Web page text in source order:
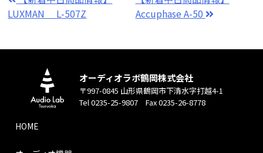
LUXMAN L-507Z
Accuphase A-50
オーディオラボ鶴岡株式会社
〒997-0845 山形県鶴岡市下清水字打越4-1
Tel 0235-25-9807 Fax 0235-26-8778
HOME